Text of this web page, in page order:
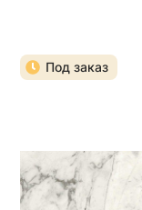
Под заказ